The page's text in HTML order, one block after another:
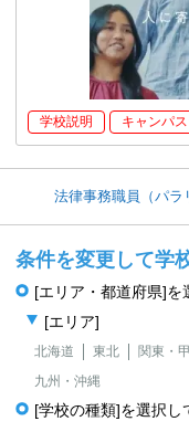
学校説明 キャンパ
法律事務職員（パラ
条件を変更して学
[エリア・都道府県]を
[エリア]
北海道 東北 関東・
九州・沖縄
[学校の種類]を選択し